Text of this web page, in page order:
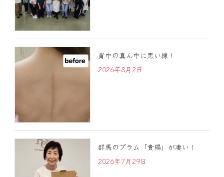
背中の真ん中に黒い線！
2026年8月2日
群馬のプラム「貴陽」が凄い！
2026年7月29日